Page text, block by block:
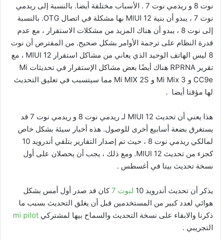
نوت 8 و ريدمي نوت 7 . الأسباب مختلفة أيضا. بالنسبة إلى ريدمي
نوت 7 ، يبدو أن بنية MIUI 12 بها مشكلة في اتصال OTG. بالنسبة
إلى نوت 8 ، يبدو أن هناك المزيد من مشكلات الاستقرار ، مع عدم
قدرة النظام على ترجمة الأوامر بشكل صحيح. من المفترض أن نوت
8 ليس الهاتف الوحيد الذي يعاني من مشاكل استقرار MIUI 12 ، مع
تقرير RPRNA هناك أيضًا بعض مشاكل الإستقرار في تحديثات Mi
CC9e و Mi Mix 3 و Mi MIX 2S مما سيتسبب في تعليق التحديث
لها مؤقتا أيضا .
هذا يعني أن تحديث MIUI 12 لـ ريدمي نوت 8 و ريدمي نوت 7 قد
يستغرق بضعة أسابيع أخرى للوصول. هذه أخبار سيئة بشكل خاص
لمالكي ريدمي نوت 8 ، حيث تم إصدار التقارير بتلقي أندرويد 10
كجزء من تحديث MIUI 12. ومع ذلك ، يجب أن يحصلان على أول
نسخة تحديث بيتا في أغسطس .
يذكر أن تحديث أندرويد 10 لنوت 7
كان قد صدر أول أمس بشكل
هوائي لعدد كبير من المستخدمين قبل أن يغلق التحديث بسبب ما
ذكرنا والابقاء على نسخة التحديث والسماح بيها لمشتركي mi pilot
التجريبي .